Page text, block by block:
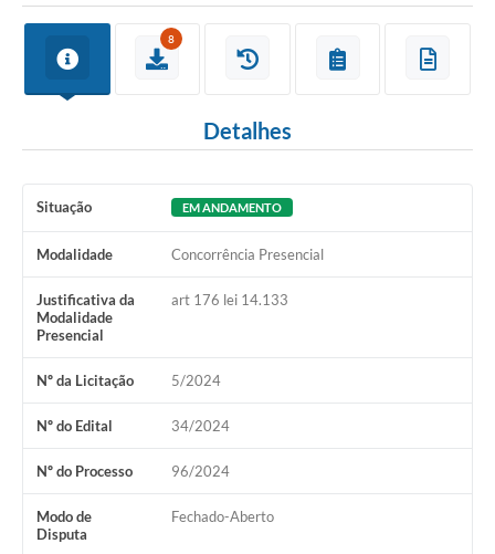
Denúncia de Lotes sujos e entulhos
Fila de espera SUS
Canal da Ouvidoria
Prevican
Publicações
Vigilância em Saúde
Creche Municipal
8
Detalhes
Situação EM ANDAMENTO
Modalidade Concorrência Presencial
Justificativa da
Modalidade
Presencial
art 176 lei 14.133
Nº da Licitação 5/2024
Nº do Edital 34/2024
Nº do Processo 96/2024
Modo de
Disputa
Fechado-Aberto